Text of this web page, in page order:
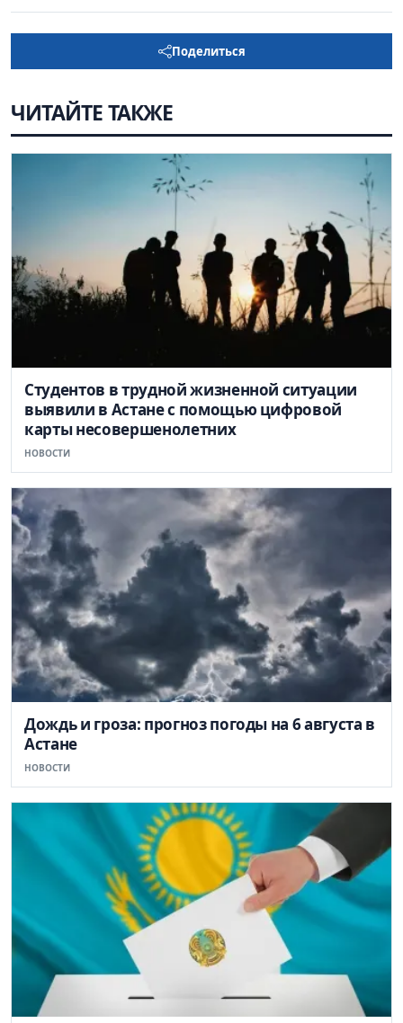
Поделиться
ЧИТАЙТЕ ТАКЖЕ
Студентов в трудной жизненной ситуации
выявили в Астане с помощью цифровой
карты несовершенолетних
НОВОСТИ
Дождь и гроза: прогноз погоды на 6 августа в
Астане
НОВОСТИ